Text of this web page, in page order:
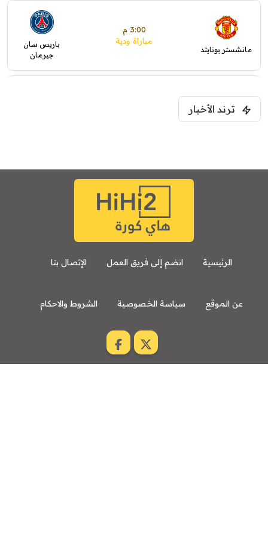
مانشستر يونايتد
3:00 م
مباراة ودية
باريس سان
جيرمان
فرينتسفاروشي
8:00 م
مباراة ودية
ترند الأخبار
الرئيسية انضم إلى فريق العمل الإتصال بنا
عن الموقع سياسة الخصوصية الشروط والاحكام